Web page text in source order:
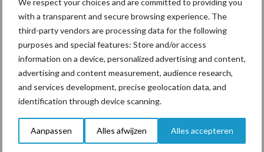
with a transparent and secure browsing experience. The
third-party vendors are processing data for the following
purposes and special features: Store and/or access
information on a device, personalized advertising and content,
advertising and content measurement, audience research,
and services development, precise geolocation data, and
identification through device scanning.
Aanpassen Alles afwijzen Alles accepteren
De speenhuid: een vaak
onderschatte risicofactor
voor mastitis
ForFarmers ziet volume en
marktaandeel groeien in
krimpende Nederlandse
markt